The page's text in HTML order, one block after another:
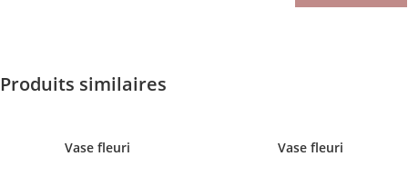
Produits similaires
Vase fleuri Vase fleuri